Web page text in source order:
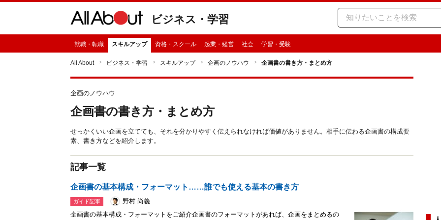
ビジネス・学習
就職・転職 スキルアップ 資格・スクール 起業・経営 社会 学習・受験
All About ビジネス・学習 スキルアップ 企画のノウハウ 企画書の書き方・まとめ方
企画のノウハウ
企画書の書き方・まとめ方
せっかくいい企画を立てても、それを分かりやすく伝えられなければ価値がありません。相手に伝わる企画書の構成要
素、書き方などを紹介します。
記事一覧
企画書の基本構成・フォーマット……誰でも使える基本の書き方
ガイド記事
野村 尚義
企画書の基本構成・フォーマットをご紹介企画書のフォーマットがあれば、企画をまとめるの